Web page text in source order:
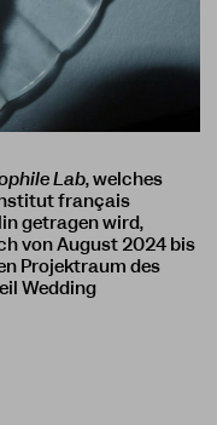
Lab, welches
français
getragen wird,
von August 2024 bis
Projektraum des
Wedding